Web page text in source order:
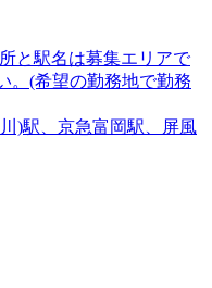
と駅名は募集エリアで
。(希望の勤務地で勤務
)駅、京急富岡駅、屏風